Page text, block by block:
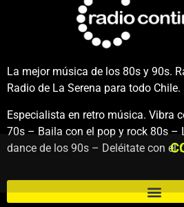
La mejor música de los 80s y 90s.
Radio de La Serena para todo Chile.
Especialista en retro música. Vibra
70s – Baila con el pop y rock 80s –
dance de los 90s – Deléitate con el